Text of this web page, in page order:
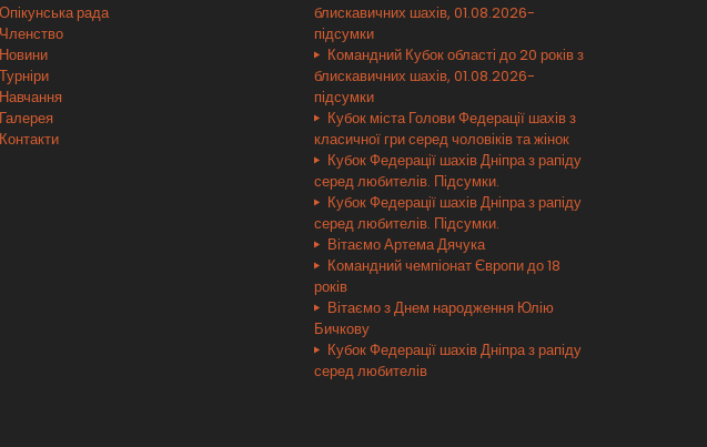
Опікунська рада
Членство
Новини
Турніри
Навчання
Галерея
Контакти
блискавичних шахів, 01.08.2026-
підсумки
Командний Кубок області до 20 років з
блискавичних шахів, 01.08.2026-
підсумки
Кубок міста Голови Федерації шахів з
класичної гри серед чоловіків та жінок
Кубок Федерації шахів Дніпра з рапіду
серед любителів. Підсумки.
Кубок Федерації шахів Дніпра з рапіду
серед любителів. Підсумки.
Вітаємо Артема Дячука
Командний чемпіонат Європи до 18
років
Вітаємо з Днем народження Юлію
Бичкову
Кубок Федерації шахів Дніпра з рапіду
серед любителів